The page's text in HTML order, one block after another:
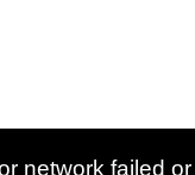
network failed